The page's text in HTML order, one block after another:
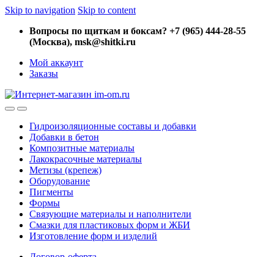
Skip to navigation Skip to content
Вопросы по щиткам и боксам? +7 (965) 444-28-55
(Москва), msk@shitki.ru
Мой аккаунт
Заказы
Гидроизоляционные составы и добавки
Добавки в бетон
Композитные материалы
Лакокрасочные материалы
Метизы (крепеж)
Оборудование
Пигменты
Формы
Связующие материалы и наполнители
Смазки для пластиковых форм и ЖБИ
Изготовление форм и изделий